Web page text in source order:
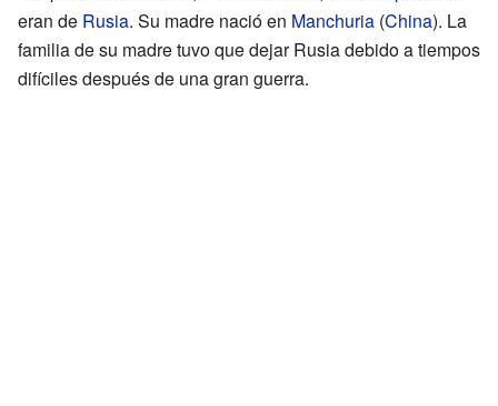
eran de Rusia. Su madre nació en Manchuria (China). La
familia de su madre tuvo que dejar Rusia debido a tiempos
difíciles después de una gran guerra.